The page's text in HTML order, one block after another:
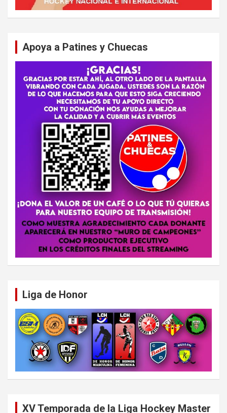
Apoya a Patines y Chuecas
Liga de Honor
XV Temporada de la Liga Hockey Master